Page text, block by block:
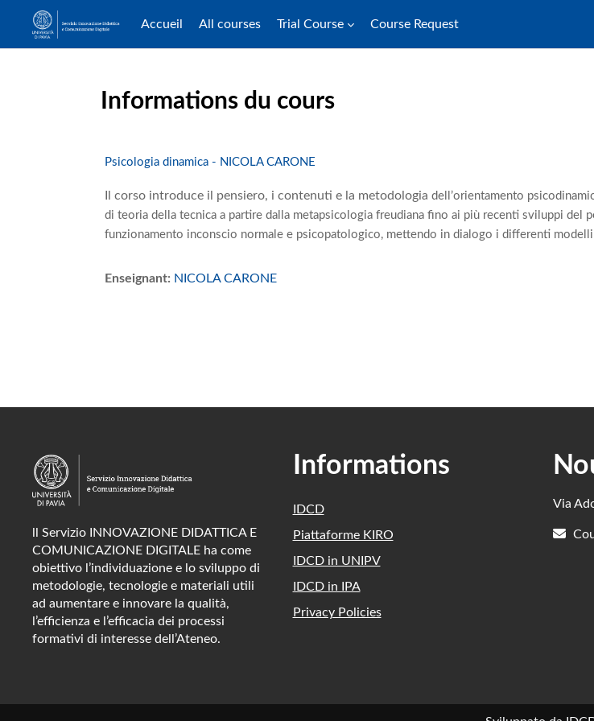
Accueil All courses Trial Course Course Request
Informations du cours
Psicologia dinamica - NICOLA CARONE
Il corso introduce il pensiero, i contenuti e la metodologia dell’orientamento
di teoria della tecnica a partire dalla metapsicologia freudiana fino ai più recenti sviluppi del
funzionamento inconscio normale e psicopatologico, mettendo in dialogo i differenti
Enseignant: NICOLA CARONE
ll Servizio INNOVAZIONE DIDATTICA E
COMUNICAZIONE DIGITALE ha come
obiettivo l’individuazione e lo sviluppo di
metodologie, tecnologie e materiali utili
ad aumentare e innovare la qualità,
l’efficienza e l’efficacia dei processi
formativi di interesse dell’Ateneo.
Informations
IDCD
Piattaforme KIRO
IDCD in UNIPV
IDCD in IPA
Privacy Policies
Via